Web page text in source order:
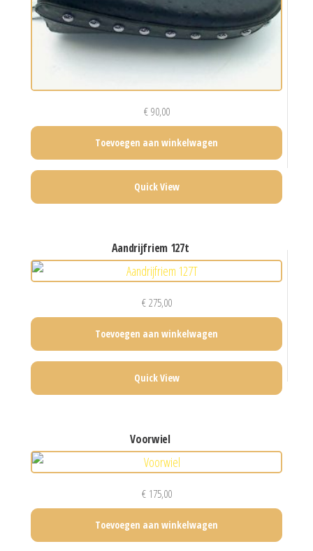
€90,00
Toevoegen aan winkelwagen
Quick View
aandrijfriem 127t
€275,00
Toevoegen aan winkelwagen
Quick View
voorwiel
€175,00
Toevoegen aan winkelwagen